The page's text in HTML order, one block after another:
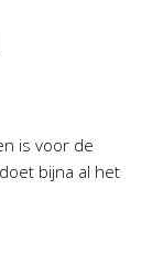
is voor de
doet bijna al het